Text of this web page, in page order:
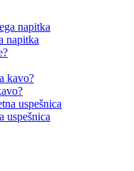
napitka
uspešnica